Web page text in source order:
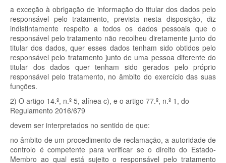
a exceção à obrigação de informação do titular dos dados pelo
responsável pelo tratamento, prevista nesta disposição, diz
indistintamente respeito a todos os dados pessoais que o
responsável pelo tratamento não recolheu diretamente junto do
titular dos dados, quer esses dados tenham sido obtidos pelo
responsável pelo tratamento junto de uma pessoa diferente do
titular dos dados quer tenham sido gerados pelo próprio
responsável pelo tratamento, no âmbito do exercício das suas
funções.
2) O artigo 14.º, n.º 5, alínea c), e o artigo 77.º, n.º 1, do
Regulamento 2016/679
devem ser interpretados no sentido de que:
no âmbito de um procedimento de reclamação, a autoridade de
controlo é competente para verificar se o direito do Estado-
Membro ao qual está sujeito o responsável pelo tratamento